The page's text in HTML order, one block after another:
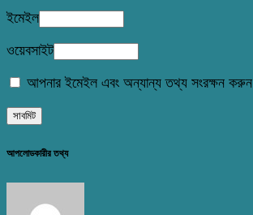
ইমেইল
ওয়েবসাইট
আপনার ইমেইল এবং অন্যান্য তথ্য সংরক্ষন করুন
আপলোডকারীর তথ্য